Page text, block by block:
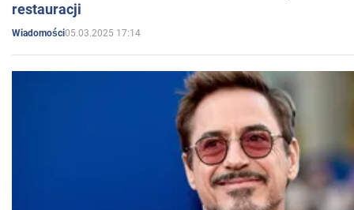
restauracji
Wiadomości05.03.2025 17:14